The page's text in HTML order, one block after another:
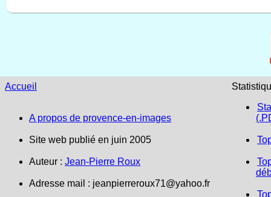
Accueil
A propos de provence-en-images
Site web publié en juin 2005
Auteur : Jean-Pierre Roux
Adresse mail : jeanpierreroux71@yahoo.fr